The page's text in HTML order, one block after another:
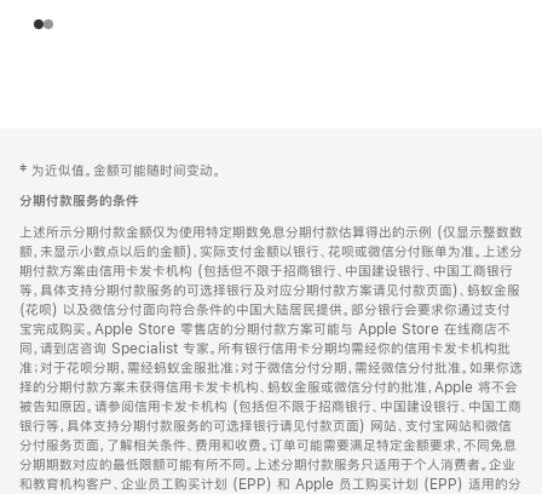
页
页
脚
注
‡ 为近似值。金额可能随时间变动。
分期付款服务的条件
上述所示分期付款金额仅为使用特定期数免息分期付款估算得出的示例 (仅显示整数数
额，未显示小数点以后的金额)，实际支付金额以银行、花呗或微信分付账单为准。上述分
期付款方案由信用卡发卡机构 (包括但不限于招商银行、中国建设银行、中国工商银行
等，具体支持分期付款服务的可选择银行及对应分期付款方案请见付款页面)、蚂蚁金服
(花呗) 以及微信分付面向符合条件的中国大陆居民提供。部分银行会要求你通过支付
宝完成购买。Apple Store 零售店的分期付款方案可能与 Apple Store 在线商店不
同，请到店咨询 Specialist 专家。所有银行信用卡分期均需经你的信用卡发卡机构批
准；对于花呗分期，需经蚂蚁金服批准；对于微信分付分期，需经微信分付批准。如果你选
择的分期付款方案未获得信用卡发卡机构、蚂蚁金服或微信分付的批准，Apple 将不会
被告知原因。请参阅信用卡发卡机构 (包括但不限于招商银行、中国建设银行、中国工商
银行等，具体支持分期付款服务的可选择银行请见付款页面) 网站、支付宝网站和微信
分付服务页面，了解相关条件、费用和收费。订单可能需要满足特定金额要求，不同免息
分期期数对应的最低限额可能有所不同。上述分期付款服务只适用于个人消费者。企业
和教育机构客户、企业员工购买计划 (EPP) 和 Apple 员工购买计划 (EPP) 适用的分